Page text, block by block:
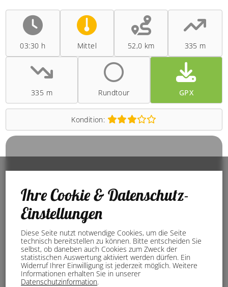
03:30 h Mittel 52,0 km 335 m
335 m Rundtour GPX
Kondition:
Ihre Cookie & Datenschutz-
Einstellungen
Diese Seite nutzt notwendige Cookies, um die Seite
technisch bereitstellen zu können. Bitte entscheiden Sie
selbst, ob daneben auch Cookies zum Zweck der
statistischen Auswertung aktiviert werden dürfen. Ein
Widerruf Ihrer Einwilligung ist jederzeit möglich. Weitere
Informationen erhalten Sie in unserer
Datenschutzinformation.